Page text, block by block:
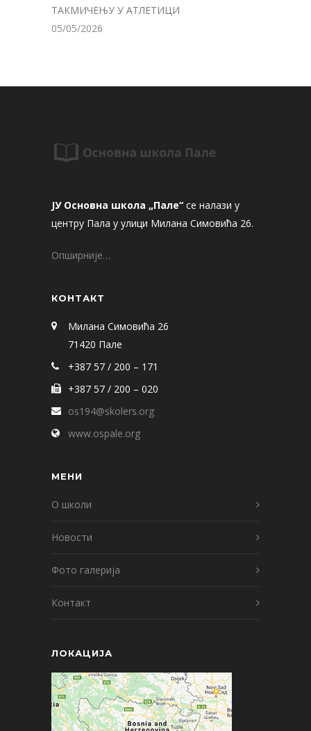
ТАКМИЧЕЊУ У АТЛЕТИЦИ
05/05/2026
ЈУ Основна школа „Пале“ се налази у
центру Пала у улици Милана Симовића 26.
Опширније…
КОНТАКТ
Милана Симовића 26
71420 Пале
+387 57 / 200 – 171
+387 57 / 200 – 020
os194@skolers.org
www.ospale.org
МЕНИ
О школи
Новости
Фото галерија
Контакт
ЛОКАЦИЈА